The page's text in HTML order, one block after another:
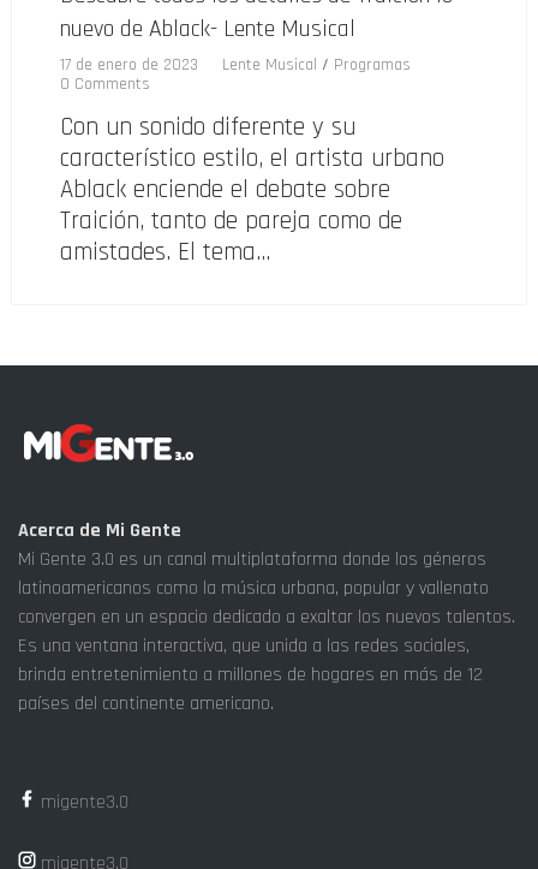
nuevo de Ablack- Lente Musical
17 de enero de 2023 Lente Musical / Programas
0 Comments
Con un sonido diferente y su
característico estilo, el artista urbano
Ablack enciende el debate sobre
Traición, tanto de pareja como de
amistades. El tema…
Acerca de Mi Gente
Mi Gente 3.0 es un canal multiplataforma donde los géneros
latinoamericanos como la música urbana, popular y vallenato
convergen en un espacio dedicado a exaltar los nuevos talentos.
Es una ventana interactiva, que unida a las redes sociales,
brinda entretenimiento a millones de hogares en más de 12
países del continente americano.
migente3.0
migente3.0